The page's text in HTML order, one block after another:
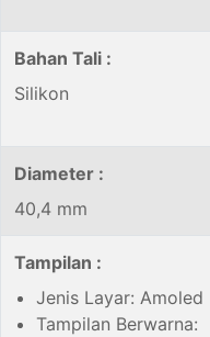
Bahan Tali :
Silikon
Diameter :
40,4 mm
Tampilan :
Jenis Layar: Amoled
Tampilan Berwarna: